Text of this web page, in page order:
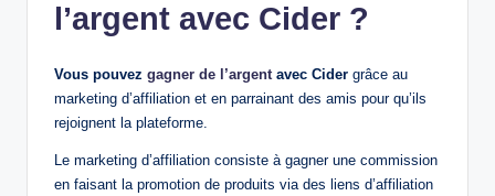
l’argent avec Cider ?
Vous pouvez gagner de l’argentavec Cider grâce au
marketing d’affiliation et en parrainant des amis pour qu’ils
rejoignent la plateforme.
Le marketing d’affiliation consiste à gagner une commission
en faisant la promotion de produits via des liens d’affiliation